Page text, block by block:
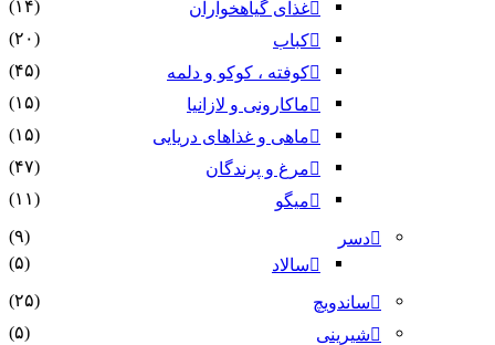
غذای گیاهخواران
(۱۴)
کباب
(۲۰)
کوفته ، کوکو و دلمه
(۴۵)
ماکارونی و لازانیا
(۱۵)
ماهی و غذاهای دریایی
(۱۵)
مرغ و پرندگان
(۴۷)
میگو
(۱۱)
دسر
(۹)
سالاد
(۵)
ساندویچ
(۲۵)
شیرینی
(۵)